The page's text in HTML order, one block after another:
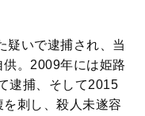
疑いで逮捕され、当
。2009年には姫路
逮捕、そして2015
刺し、殺人未遂容